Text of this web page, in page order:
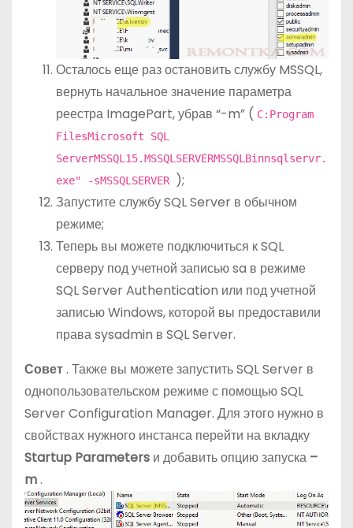
Осталось еще раз остановить службу MSSQL,
вернуть начальное значение параметра
реестра ImagePart, убрав “-m” ( C:Program
FilesMicrosoft SQL
ServerMSSQL15.MSSQLSERVERMSSQLBinnsqlservr.
exe" -sMSSQLSERVER );
Запустите службу SQL Server в обычном
режиме;
Теперь вы можете подключиться к SQL
серверу под учетной записью sa в режиме
SQL Server Authentication или под учетной
записью Windows, которой вы предоставили
права sysadmin в SQL Server.
Совет. Также вы можете запустить SQL Server в
однопользовательском режиме с помощью SQL
Server Configuration Manager. Для этого нужно в
свойствах нужного инстанса перейти на вкладку
Startup Parameters и добавить опцию запуска –
m.